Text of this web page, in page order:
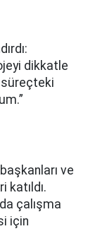
dikkatle
ve
katıldı.
çalışma
için